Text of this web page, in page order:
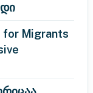
for Migrants